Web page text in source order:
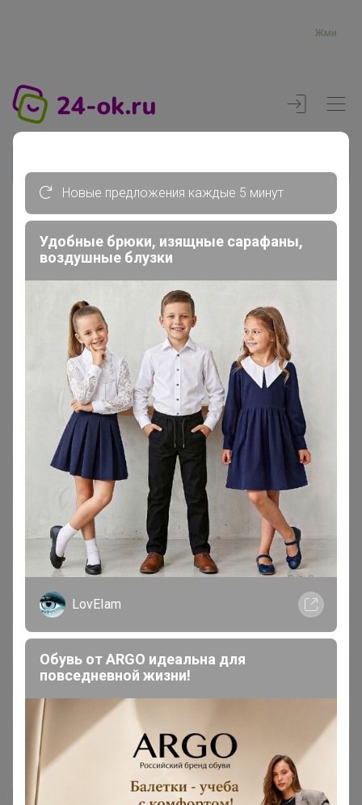
Жми
Регистрация
Регистрация
Я внимательно ознакомлен и полностью согласен
Новые предложения каждые 5 минут
Удобные брюки, изящные сарафаны,
воздушные блузки
LovEIam
Обувь от ARGO идеальна для
повседневной жизни!